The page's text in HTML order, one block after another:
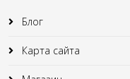
Блог
Карта сайта